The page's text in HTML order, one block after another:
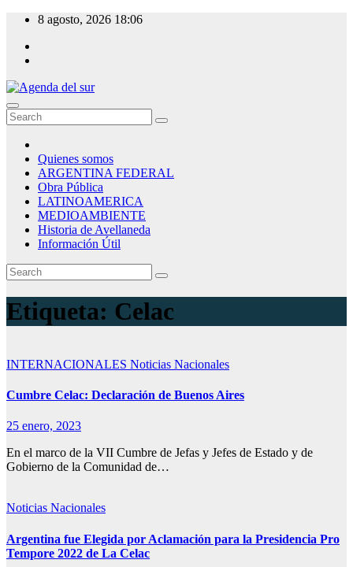
Skip
content
8 agosto, 2026 18:06
Agenda del sur
Quienes somos
ARGENTINA FEDERAL
Obra Pública
LATINOAMERICA
MEDIOAMBIENTE
Historia de Avellaneda
Información Útil
Etiqueta: Celac
INTERNACIONALES Noticias Nacionales
Cumbre Celac: Declaración de Buenos Aires
25 enero, 2023
En el marco de la VII Cumbre de Jefas y Jefes de Estado y de
Gobierno de la Comunidad de…
Noticias Nacionales
Argentina fue Elegida por Aclamación para la Presidencia Pro
Tempore 2022 de La Celac